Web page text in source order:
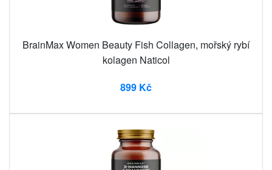
BrainMax Women Beauty Fish Collagen, mořský rybí
kolagen Naticol
899 Kč